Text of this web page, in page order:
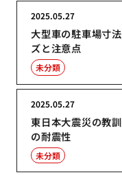
大型車の駐車場寸
ズと注意点
2025.05.27
未分類
東日本大震災の教
の耐震性
2025.05.27
未分類